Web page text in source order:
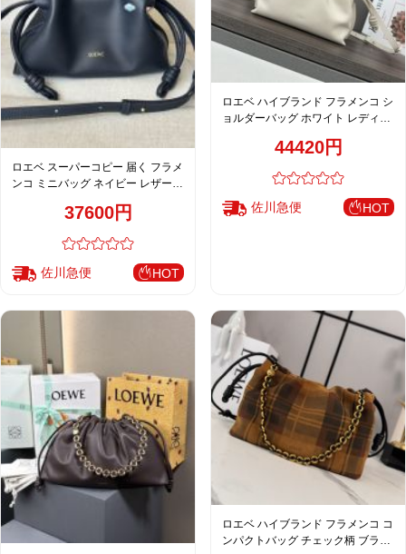
ロエベ スーパーコピー 届く フラメ
ンコ ミニバッグ ネイビー レザー
37600円
佐川急便 HOT
ロエベ ハイブランド フラメンコ シ
ョルダーバッグ ホワイト レディー
44420円
佐川急便 HOT
ロエベ ハイブランド フラメンコ コ
ンパクトバッグ チェック柄 ブラウ